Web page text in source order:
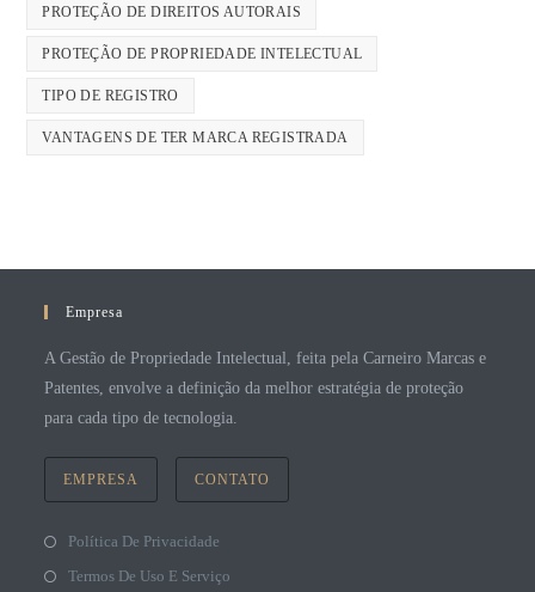
PROTEÇÃO DE DIREITOS AUTORAIS
PROTEÇÃO DE PROPRIEDADE INTELECTUAL
TIPO DE REGISTRO
VANTAGENS DE TER MARCA REGISTRADA
Empresa
A Gestão de Propriedade Intelectual, feita pela Carneiro Marcas e
Patentes, envolve a definição da melhor estratégia de proteção
para cada tipo de tecnologia.
EMPRESA CONTATO
Política De Privacidade
Termos De Uso E Serviço